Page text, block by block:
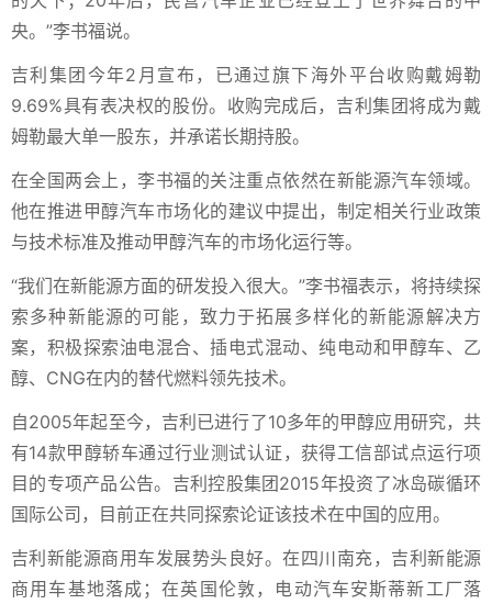
央。”李书福说。
吉利集团今年2月宣布，已通过旗下海外平台收购戴姆勒
9.69%具有表决权的股份。收购完成后，吉利集团将成为戴
姆勒最大单一股东，并承诺长期持股。
在全国两会上，李书福的关注重点依然在新能源汽车领域。
他在推进甲醇汽车市场化的建议中提出，制定相关行业政策
与技术标准及推动甲醇汽车的市场化运行等。
“我们在新能源方面的研发投入很大。”李书福表示，将持续探
索多种新能源的可能，致力于拓展多样化的新能源解决方
案，积极探索油电混合、插电式混动、纯电动和甲醇车、乙
醇、CNG在内的替代燃料领先技术。
自2005年起至今，吉利已进行了10多年的甲醇应用研究，共
有14款甲醇轿车通过行业测试认证，获得工信部试点运行项
目的专项产品公告。吉利控股集团2015年投资了冰岛碳循环
国际公司，目前正在共同探索论证该技术在中国的应用。
吉利新能源商用车发展势头良好。在四川南充，吉利新能源
商用车基地落成；在英国伦敦，电动汽车安斯蒂新工厂落